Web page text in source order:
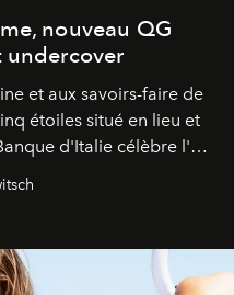
nouveau QG
et aux savoirs-faire de
étoiles situé en lieu et
d'Italie célèbre l'art